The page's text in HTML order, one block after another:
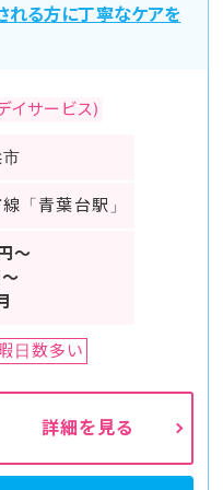
れる方に丁寧なケアを
イサービス)
「青葉台駅」
～
日数多い
詳細を見る